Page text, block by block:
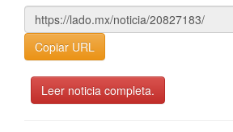
Copiar URL
Leer noticia completa.